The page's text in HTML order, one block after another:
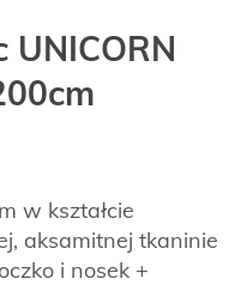
UNICORN
w kształcie
aksamitnej tkaninie
i nosek +